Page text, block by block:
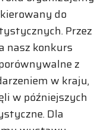
do
Przez
nasz konkurs
z
w kraju,
w późniejszych
Dla